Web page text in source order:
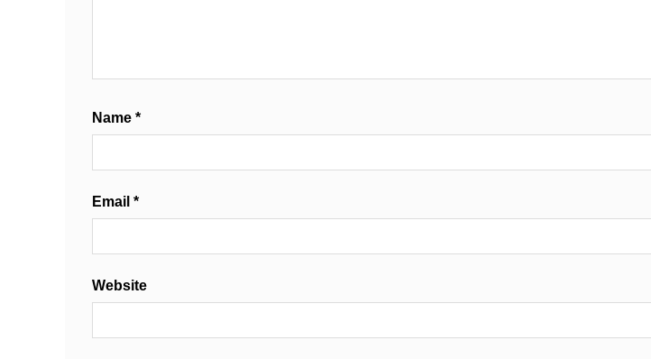
Name *
Email *
Website